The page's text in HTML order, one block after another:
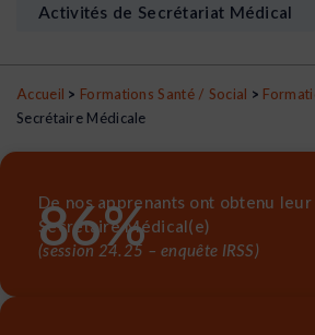
Activités de Secrétariat Médical
Accueil > Formations Santé / Social >
Secrétaire Médicale
86%
De nos apprenants ont obtenu
Secrétaire Médical(e)
(session 24.25 – enquête IRSS)